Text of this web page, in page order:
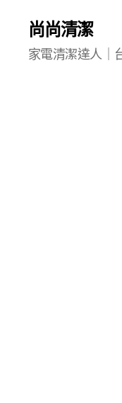
尚尚清潔
家電清潔達人｜